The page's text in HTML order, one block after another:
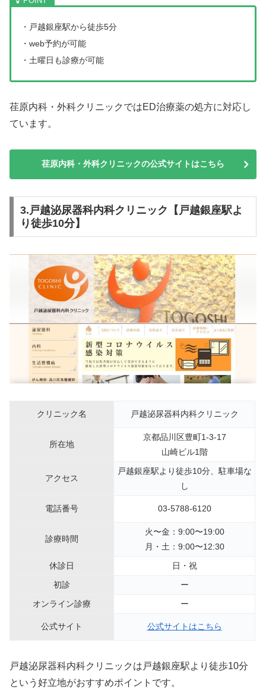
・戸越銀座駅から徒歩5分
・web予約が可能
・土曜日も診療が可能
荏原内科・外科クリニックではED治療薬の処方に対応し
ています。
荏原内科・外科クリニックの公式サイトはこちら
3.戸越泌尿器科内科クリニック【戸越銀座駅よ
り徒歩10分】
クリニック名 戸越泌尿器科内科クリニック
所在地
京都品川区豊町1-3-17
山崎ビル1階
アクセス
戸越銀座駅より徒歩10分、駐車場な
し
電話番号 03-5788-6120
診療時間
火〜金：9:00〜19:00
月・土：9:00〜12:30
休診日
日・祝
初診
ー
オンライン診療
ー
公式サイト 公式サイトはこちら
戸越泌尿器科内科クリニックは戸越銀座駅より徒歩10分
という好立地がおすすめポイントです。